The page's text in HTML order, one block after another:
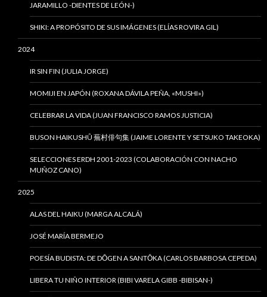
JARAMILLO -DIENTES DE LEÓN-)
SHIKI: A PROPÓSITO DE SUS IMÁGENES (ELÍAS ROVIRA GIL)
2024
IR SIN FIN (JULIA JORGE)
MOMIJI EN JAPÓN (ROXANA DÁVILA PEÑA, «MUSHI»)
CELEBRAR LA VIDA (JUAN FRANCISCO RAMOS JUSTICIA)
BUSON HAIKUSHÛ 蕪村俳句集 (JAIME LORENTE Y SETSUKO TAKEOKA)
SELECCIONES ERDH 2001-2023 (COLABORACIÓN CON NACHO
MUÑOZ CANO)
2025
ALAS DEL HAIKU (MARGA ALCALÁ)
JOSÉ MARÍA BERMEJO
POESÍA BUDISTA: DE DŌGEN A SANTŌKA (CARLOS BARBOSA CEPEDA)
LIBERA TU NIÑO INTERIOR (BIBI VARELA GIBB -BIBISAN-)